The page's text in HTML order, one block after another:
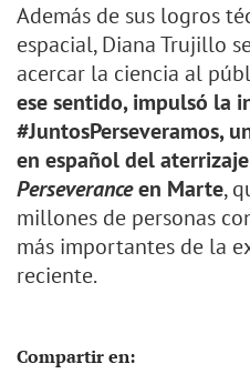
Además de sus logros
espacial, Diana Trujillo
acercar la ciencia al
ese sentido, impulsó la
#JuntosPerseveramos,
en español del
Perseveranceen Marte,
millones de personas
más importantes de la
reciente.
Compartir en: